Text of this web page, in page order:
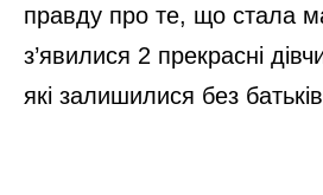
правду про те, що стала
з’явилися 2 прекрасні
які залишилися без